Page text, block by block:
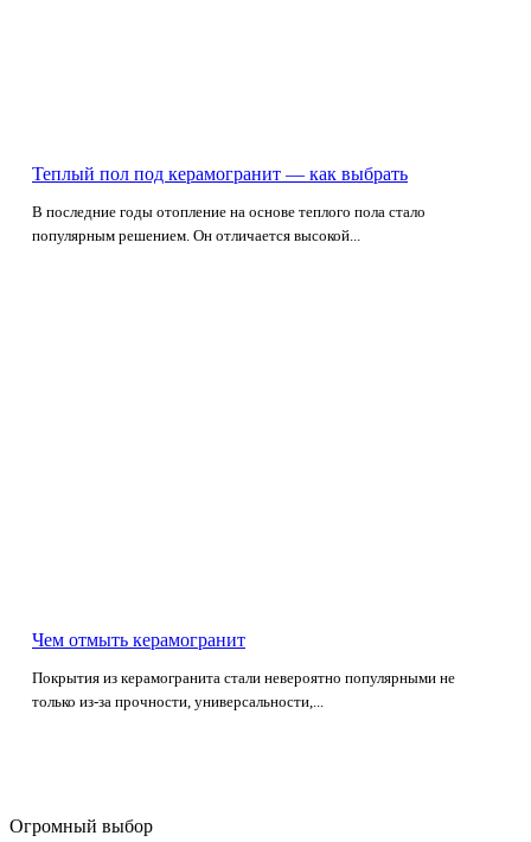
Теплый пол под керамогранит — как выбрать
В последние годы отопление на основе теплого пола стало
популярным решением. Он отличается высокой...
Чем отмыть керамогранит
Покрытия из керамогранита стали невероятно популярными не
только из-за прочности, универсальности,...
Огромный выбор